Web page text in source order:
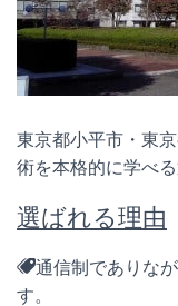
東京都小平市・東
術を本格的に学べる
選ばれる理由
通信制でありな
す。